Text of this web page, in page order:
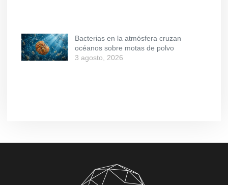
Bacterias en la atmósfera cruzan
océanos sobre motas de polvo
3 agosto, 2026